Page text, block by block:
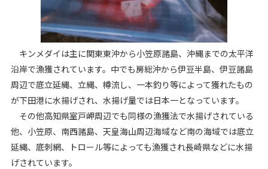
キンメダイは主に関東東沖から小笠原諸島、沖縄までの太平洋
沿岸で漁獲されています。中でも房総沖から伊豆半島、伊豆諸島
周辺で底立延縄、立縄、樽流し、一本釣り等によって獲れたもの
が下田港に水揚げされ、水揚げ量では日本一となっています。
その他高知県室戸岬周辺でも同様の漁獲法で水揚げされている
他、小笠原、南西諸島、天皇海山周辺海域など南の海域では底立
延縄、底刺網、トロール等によっても漁獲され長崎県などに水揚
げされています。